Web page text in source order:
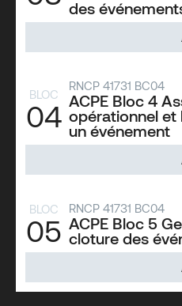
des
BLOC
04
RNCP 41731 BC04
ACPE Bloc 4
opérationnel et
un événement
BLOC
05
RNCP 41731 BC04
ACPE Bloc 5
cloture des